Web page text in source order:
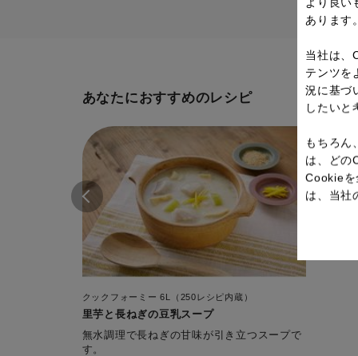
あなたにおすすめのレシピ
クックフォーミー 6L（250レシピ内蔵）
里芋と長ねぎの豆乳スープ
無水調理で長ねぎの甘味が引き立つスープで
す。
あります
当社は、
テンツを
況に基づ
したいと
もちろん
は、どの
Cookieを
は、当社